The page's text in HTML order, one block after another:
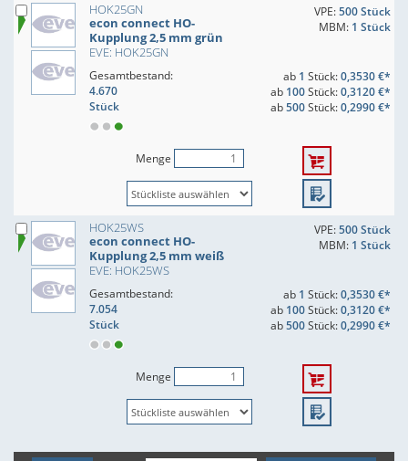
HOK25GN
econ connect HO-
Kupplung 2,5 mm grün
EVE: HOK25GN
VPE:500 Stück
MBM: 1 Stück
Gesamtbestand:
4.670
Stück
ab 1 Stück:0,3530 €*
ab 100Stück:0,3120 €*
ab500Stück:0,2990 €*
Menge
HOK25WS
econ connect HO-
Kupplung 2,5 mm weiß
EVE: HOK25WS
VPE:500 Stück
MBM: 1 Stück
Gesamtbestand:
7.054
Stück
ab 1 Stück:0,3530 €*
ab 100Stück:0,3120 €*
ab500Stück:0,2990 €*
Menge